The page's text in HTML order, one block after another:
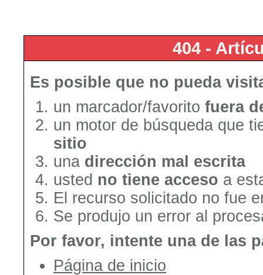
404 -
Es posible que no pueda
un marcador/favorito fuera
un motor de búsqueda que
sitio
una dirección mal escrita
usted no tiene acceso a
El recurso solicitado no fue
Se produjo un error al
Por favor, intente una de las
Página de inicio